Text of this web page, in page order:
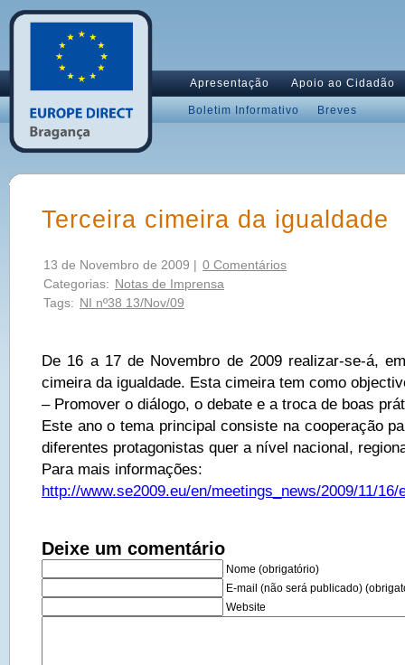
Apresentação Apoio ao Cidadão
Boletim Informativo Breves
Terceira cimeira da igualdade
13 de Novembro de 2009 | 0 Comentários
Categorias: Notas de Imprensa
Tags: NI nº38 13/Nov/09
De 16 a 17 de Novembro de 2009 realizar-se-á,
cimeira da igualdade. Esta cimeira tem como
– Promover o diálogo, o debate e a troca de boas
Este ano o tema principal consiste na cooperação
diferentes protagonistas quer a nível nacional,
Para mais informações:
http://www.se2009.eu/en/meetings_news/2009/11/
Deixe um comentário
Nome (obrigatório)
E-mail (não será publicado)
Website